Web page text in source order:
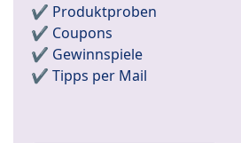
✔️ Produktproben
✔️ Coupons
✔️ Gewinnspiele
✔️ Tipps per Mail